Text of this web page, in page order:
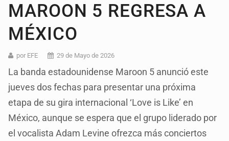
MAROON 5 REGRESA A
MÉXICO
por EFE 29 de Mayo de 2026
La banda estadounidense Maroon 5 anunció este
jueves dos fechas para presentar una próxima
etapa de su gira internacional ‘Love is Like’ en
México, aunque se espera que el grupo liderado por
el vocalista Adam Levine ofrezca más conciertos